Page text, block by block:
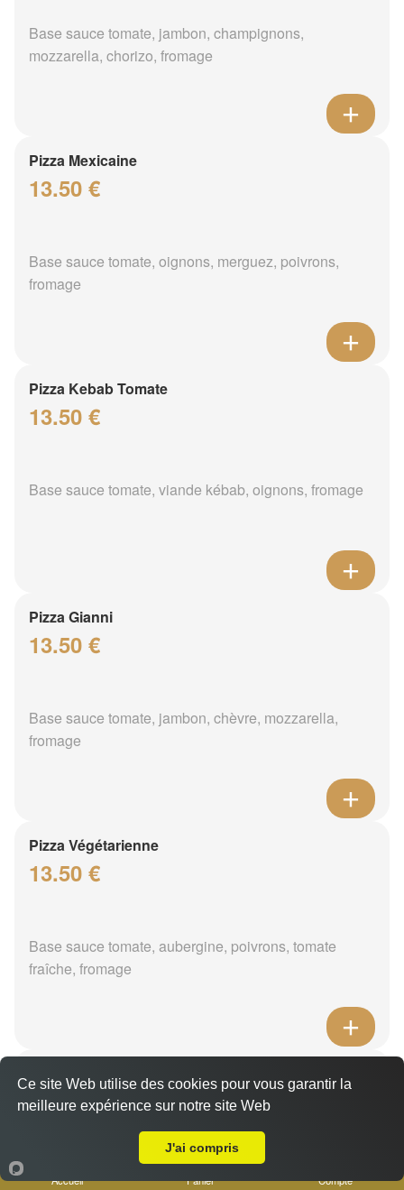
Base sauce tomate, jambon, champignons,
mozzarella, chorizo, fromage
Pizza Mexicaine
13.50 €
Base sauce tomate, oignons, merguez, poivrons,
fromage
Pizza Kebab Tomate
13.50 €
Base sauce tomate, viande kébab, oignons, fromage
Pizza Gianni
13.50 €
Base sauce tomate, jambon, chèvre, mozzarella,
fromage
Pizza Végétarienne
13.50 €
Base sauce tomate, aubergine, poivrons, tomate
fraîche, fromage
Pizza Moussaka
14.50 €
Accueil Panier Compte
Ce site Web utilise des cookies pour vous garantir la
meilleure expérience sur notre site Web
J'ai compris